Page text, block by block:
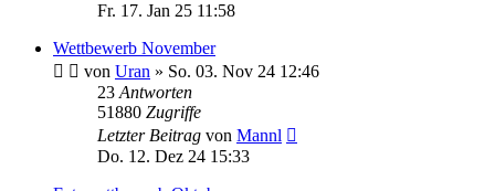
Fr. 17. Jan 25 11:58
Wettbewerb November
von Uran » So. 03. Nov 24 12:46
23 Antworten
51880 Zugriffe
Letzter Beitrag von Mannl
Do. 12. Dez 24 15:33